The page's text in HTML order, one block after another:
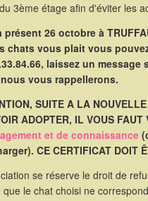
3ème étage afin d'éviter les
présent 26 octobre à
chats vous plait vous
laissez un
vous rappellerons.
SUITE A LA
ADOPTER, IL VOUS FAUT
et de connaissance
CE CERTIFICAT DOIT
se réserve le droit de
que le chat choisi ne